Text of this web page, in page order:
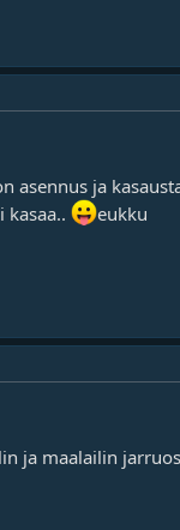
asennus ja
eukku
ja maalailin